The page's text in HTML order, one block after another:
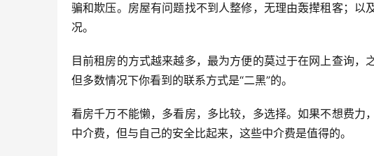
骗和欺压。房屋有问题找不到人整修，无理由轰撵租客；
况。
目前租房的方式越来越多，最为方便的莫过于在网上查询，
但多数情况下你看到的联系方式是“二黑”的。
看房千万不能懒，多看房，多比较，多选择。如果不想费
中介费，但与自己的安全比起来，这些中介费是值得的。